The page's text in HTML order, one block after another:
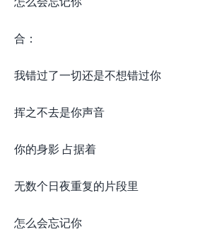
合：
我错过了一切还是不想错过你
挥之不去是你声音
你的身影 占据着
无数个日夜重复的片段里
怎么会忘记你